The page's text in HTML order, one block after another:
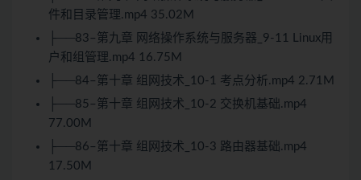
件和目录管理.mp4 35.02M
├──83–第九章 网络操作系统与服务器_9-11 Linux用
户和组管理.mp4 16.75M
├──84–第十章 组网技术_10-1 考点分析.mp4 2.71M
├──85–第十章 组网技术_10-2 交换机基础.mp4
77.00M
├──86–第十章 组网技术_10-3 路由器基础.mp4
17.50M